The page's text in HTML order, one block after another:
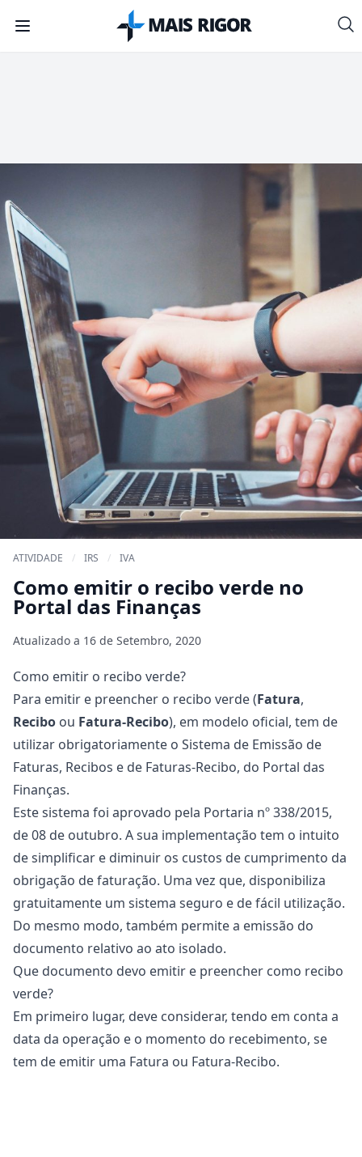
Mais Rigor
ATIVIDADE / IRS / IVA
Como emitir o recibo verde no
Portal das Finanças
Atualizado a 16 de Setembro, 2020
Como emitir o recibo verde?
Para emitir e preencher o recibo verde (Fatura,
Recibo ou Fatura-Recibo), em modelo oficial, tem de
utilizar obrigatoriamente o Sistema de Emissão de
Faturas, Recibos e de Faturas-Recibo, do Portal das
Finanças.
Este sistema foi aprovado pela Portaria nº 338/2015,
de 08 de outubro. A sua implementação tem o intuito
de simplificar e diminuir os custos de cumprimento da
obrigação de faturação. Uma vez que, disponibiliza
gratuitamente um sistema seguro e de fácil utilização.
Do mesmo modo, também permite a emissão do
documento relativo ao ato isolado.
Que documento devo emitir e preencher como recibo
verde?
Em primeiro lugar, deve considerar, tendo em conta a
data da operação e o momento do recebimento, se
tem de emitir uma Fatura ou Fatura-Recibo.